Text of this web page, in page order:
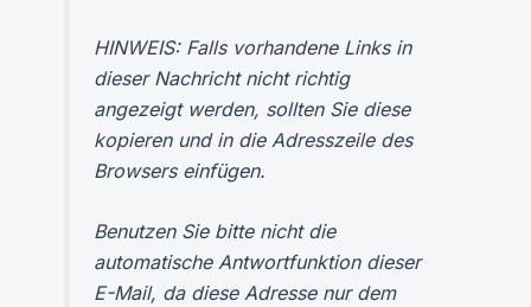
HINWEIS: Falls vorhandene Links in
dieser Nachricht nicht richtig
angezeigt werden, sollten Sie diese
kopieren und in die Adresszeile des
Browsers einfügen.
Benutzen Sie bitte nicht die
automatische Antwortfunktion dieser
E-Mail, da diese Adresse nur dem